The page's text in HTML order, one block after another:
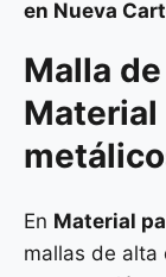
en Nueva
Malla de
Material
En Material
mallas de alta